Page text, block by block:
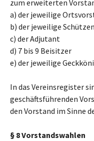
zum erweiterten
a) der jeweilige
b) der jeweilige
c) der Adjutant
d) 7 bis 9 Beisitzer
e) der jeweilige
In das Vereinsregister
geschäftsführenden
den Vorstand im Sinne
§ 8 Vorstandswahlen